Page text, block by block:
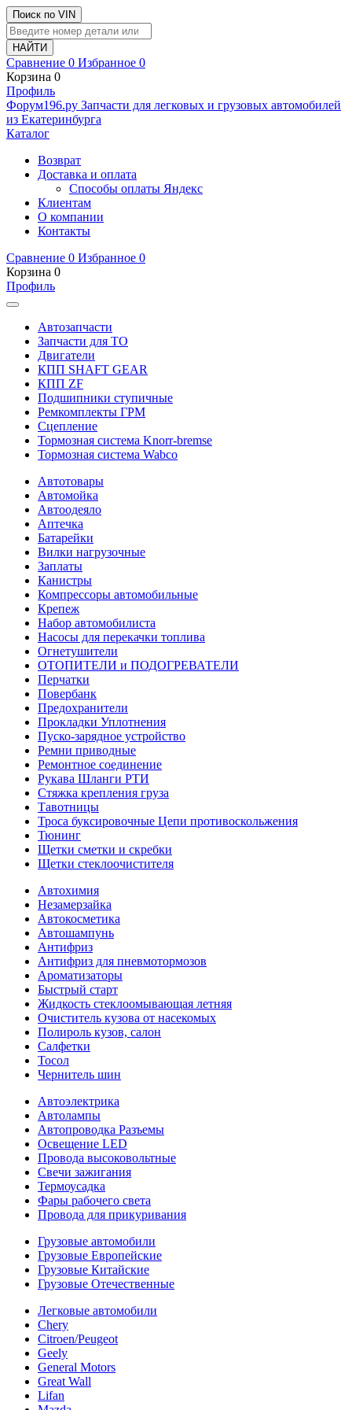
Поиск по VIN
Сравнение 0 Избранное 0
Корзина 0
Профиль
Фoрум196.ру Запчасти для легковых и грузовых автомобилей
из Екатеринбурга
Каталог
Возврат
Доставка и оплата
Способы оплаты Яндекс
Клиентам
О компании
Контакты
Сравнение 0 Избранное 0
Корзина 0
Профиль
Автозапчасти
Запчасти для ТО
Двигатели
КПП SHAFT GEAR
КПП ZF
Подшипники ступичные
Ремкомплекты ГРМ
Сцепление
Тормозная система Knorr-bremse
Тормозная система Wabco
Автотовары
Автомойка
Автоодеяло
Аптечка
Батарейки
Вилки нагрузочные
Заплаты
Канистры
Компрессоры автомобильные
Крепеж
Набор автомобилиста
Насосы для перекачки топлива
Огнетушители
ОТОПИТЕЛИ и ПОДОГРЕВАТЕЛИ
Перчатки
Повербанк
Предохранители
Прокладки Уплотнения
Пуско-зарядное устройство
Ремни приводные
Ремонтное соединение
Рукава Шланги РТИ
Стяжка крепления груза
Тавотницы
Троса буксировочные Цепи противоскольжения
Тюнинг
Щетки сметки и скребки
Щетки стеклоочистителя
Автохимия
Незамерзайка
Автокосметика
Автошампунь
Антифриз
Антифриз для пневмотормозов
Ароматизаторы
Быстрый старт
Жидкость стеклоомывающая летняя
Очиститель кузова от насекомых
Полироль кузов, салон
Салфетки
Тосол
Чернитель шин
Автоэлектрика
Автолампы
Автопроводка Разъемы
Освещение LED
Провода высоковольтные
Свечи зажигания
Термоусадка
Фары рабочего света
Провода для прикуривания
Грузовые автомобили
Грузовые Европейские
Грузовые Китайские
Грузовые Отечественные
Легковые автомобили
Chery
Citroen/Peugeot
Geely
General Motors
Great Wall
Lifan